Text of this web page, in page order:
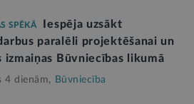
SPĒKĀ
Iespēja uzsākt
paralēli projektēšanai un
izmaiņas Būvniecības likumā
4 dienām, Būvniecība